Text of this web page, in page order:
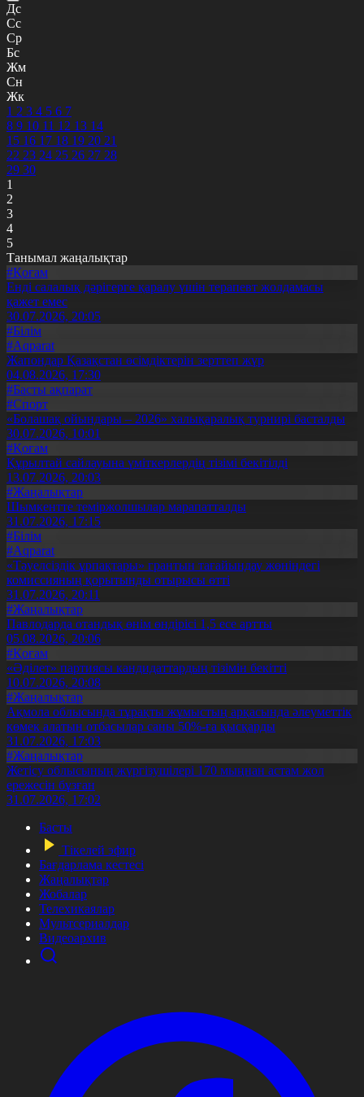
Дс
Сс
Ср
Бс
Жм
Сн
Жк
1 2 3 4 5 6 7
8 9 10 11 12 13 14
15 16 17 18 19 20 21
22 23 24 25 26 27 28
29 30
1
2
3
4
5
Танымал жаңалықтар
#Қоғам
Енді салалық дәрігерге қаралу үшін терапевт жолдамасы
қажет емес
30.07.2026, 20:05
#Білім
#Aqparat
Жапондар Қазақстан өсімдіктерін зерттеп жүр
04.08.2026, 17:30
#Басты ақпарат
#Спорт
«Болашақ ойындары – 2026» халықаралық турнирі басталды
30.07.2026, 10:01
#Қоғам
Құрылтай сайлауына үміткерлердің тізімі бекітілді
13.07.2026, 20:03
#Жаңалықтар
Шымкентте теміржолшылар марапатталды
31.07.2026, 17:15
#Білім
#Aqparat
«Тәуелсіздік ұрпақтары» грантын тағайындау жөніндегі
комиссияның қорытынды отырысы өтті
31.07.2026, 20:11
#Жаңалықтар
Павлодарда отандық өнім өндірісі 1,5 есе артты
05.08.2026, 20:06
#Қоғам
«Әділет» партиясы кандидаттардың тізімін бекітті
10.07.2026, 20:08
#Жаңалықтар
Ақмола облысында тұрақты жұмыстың арқасында әлеуметтік
көмек алатын отбасылар саны 50%-ға қысқарды
31.07.2026, 17:03
#Жаңалықтар
Жетісу облысының жүргізушілері 170 мыңнан астам жол
ережесін бұзған
31.07.2026, 17:02
Басты
Тікелей эфир
Бағдарлама кестесі
Жаңалықтар
Жобалар
Телехикаялар
Мультсериалдар
Видеоархив